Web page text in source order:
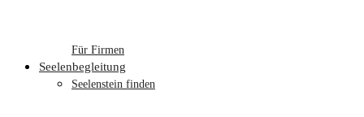
Für Firmen
Seelenbegleitung
Seelenstein finden